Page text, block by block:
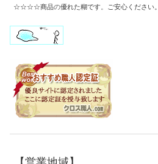
☆☆☆☆商品の優れた糊です ご安心ください。